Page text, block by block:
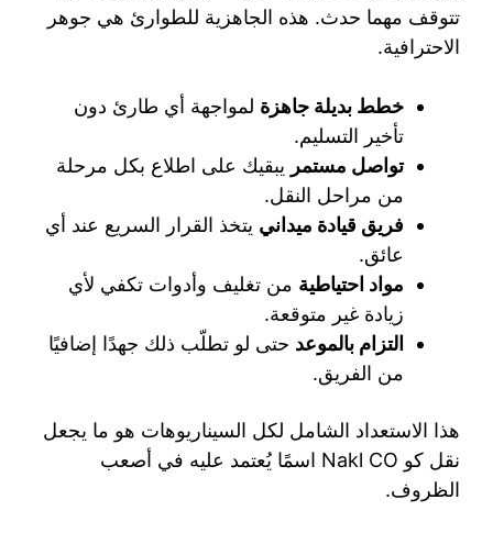
تتوقف مهما حدث. هذه الجاهزية للطوارئ هي جوهر
الاحترافية.
خطط بديلة جاهزة لمواجهة أي طارئ دون
تأخير التسليم.
تواصل مستمر يبقيك على اطلاع بكل مرحلة
من مراحل النقل.
فريق قيادة ميداني يتخذ القرار السريع عند أي
عائق.
مواد احتياطية من تغليف وأدوات تكفي لأي
زيادة غير متوقعة.
التزام بالموعد حتى لو تطلّب ذلك جهدًا إضافيًا
من الفريق.
هذا الاستعداد الشامل لكل السيناريوهات هو ما يجعل
نقل كو Nakl CO اسمًا يُعتمد عليه في أصعب
الظروف.